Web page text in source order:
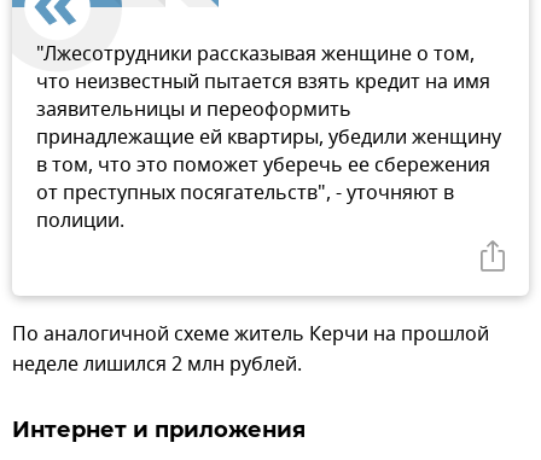
"Лжесотрудники рассказывая женщине о том,
что неизвестный пытается взять кредит на имя
заявительницы и переоформить
принадлежащие ей квартиры, убедили женщину
в том, что это поможет уберечь ее сбережения
от преступных посягательств", - уточняют в
полиции.
По аналогичной схеме житель Керчи на прошлой
неделе лишился 2 млн рублей.
Интернет и приложения